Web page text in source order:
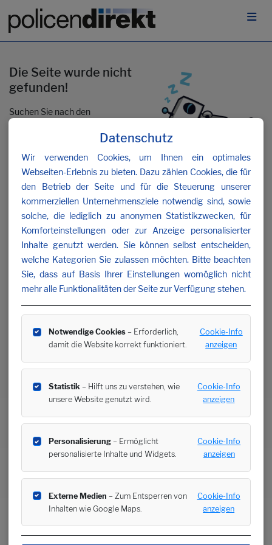
Die Seite wurde nicht
gefunden!
Suchen Sie nach den
Datenschutz
Wir verwenden Cookies, um Ihnen ein optimales
Webseiten-Erlebnis zu bieten. Dazu zählen Cookies, die für
den Betrieb der Seite und für die Steuerung unserer
kommerziellen Unternehmensziele notwendig sind, sowie
solche, die lediglich zu anonymen Statistikzwecken, für
Komforteinstellungen oder zur Anzeige personalisierter
Inhalte genutzt werden. Sie können selbst entscheiden,
welche Kategorien Sie zulassen möchten. Bitte beachten
Sie, dass auf Basis Ihrer Einstellungen womöglich nicht
mehr alle Funktionalitäten der Seite zur Verfügung stehen.
Notwendige Cookies– Erforderlich,
damit die Website korrekt funktioniert.
Cookie-Info
anzeigen
Statistik– Hilft uns zu verstehen, wie
unsere Website genutzt wird.
Cookie-Info
anzeigen
Personalisierung– Ermöglicht
personalisierte Inhalte und Widgets.
Cookie-Info
anzeigen
Externe Medien – Zum Entsperren von
Inhalten wie Google Maps.
Cookie-Info
anzeigen